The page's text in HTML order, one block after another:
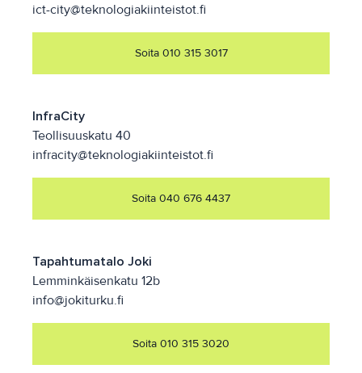
ict-city@teknologiakiinteistot.fi
Soita 010 315 3017
InfraCity
Teollisuuskatu 40
infracity@teknologiakiinteistot.fi
Soita 040 676 4437
Tapahtumatalo Joki
Lemminkäisenkatu 12b
info@jokiturku.fi
Soita 010 315 3020